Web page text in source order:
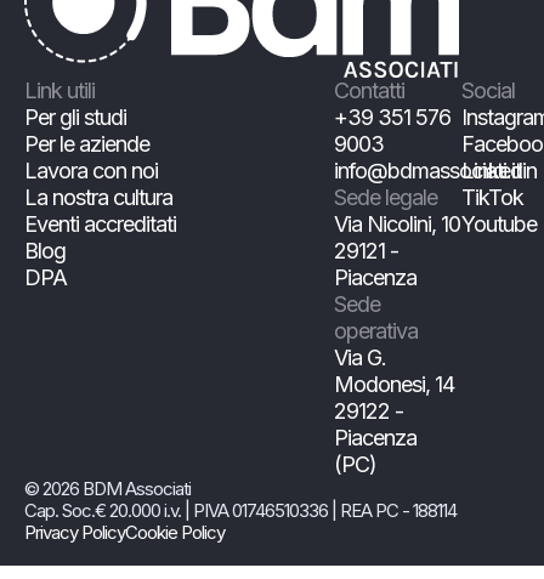
Link utili
Per gli studi
Per le aziende
Lavora con noi
La nostra cultura
Eventi accreditati
Blog
DPA
Contatti
+39 351 576
9003
info@bdmassociati.it
Sede legale
Via Nicolini, 10
29121 -
Piacenza
Sede
operativa
Via G.
Modonesi, 14
29122 -
Piacenza
(PC)
Social
Linkedin
TikTok
Youtube
© 2026 BDM Associati
Cap. Soc.€ 20.000 i.v. | PIVA 01746510336 | REA PC - 188114
Privacy PolicyCookie Policy